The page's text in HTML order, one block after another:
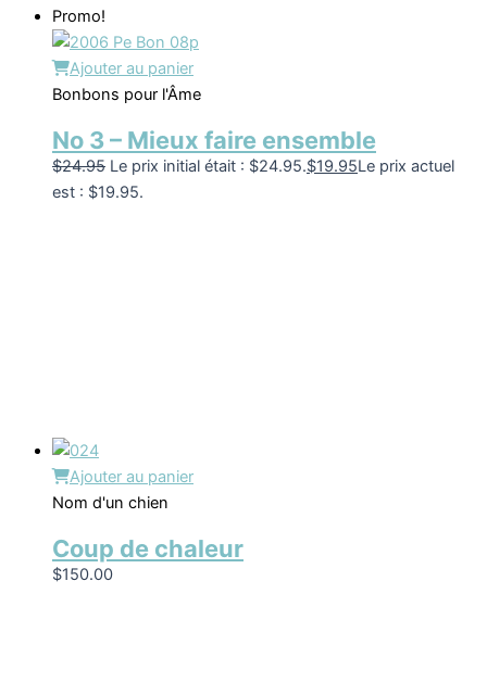
Promo!
Ajouter au panier
Bonbons pour l'Âme
No 3 – Mieux faire ensemble
$24.95 Le prix initial était : $24.95.$19.95Le prix actuel
est : $19.95.
Ajouter au panier
Nom d'un chien
Coup de chaleur
$150.00